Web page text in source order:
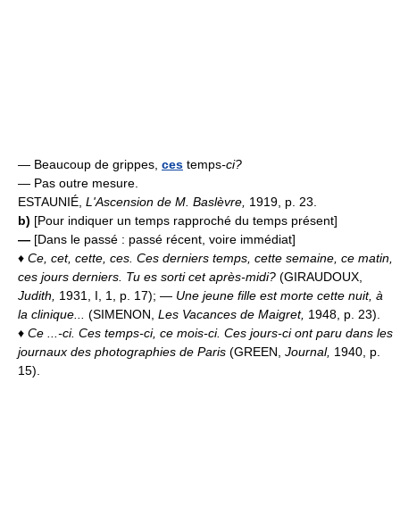
— Beaucoup de grippes, ces temps-ci?
— Pas outre mesure.
ESTAUNIÉ, L'Ascension de M. Baslèvre, 1919, p. 23.
b) [Pour indiquer un temps rapproché du temps présent]
— [Dans le passé : passé récent, voire immédiat]
♦ Ce, cet, cette, ces. Ces derniers temps, cette semaine, ce matin,
ces jours derniers. Tu es sorti cet après-midi? (GIRAUDOUX,
Judith,
1931, I, 1, p. 17); — Une jeune fille est morte cette nuit, à
la clinique...
(SIMENON, Les Vacances de Maigret, 1948, p. 23).
♦ Ce ...-ci. Ces temps-ci, ce mois-ci. Ces jours-ci ont paru dans les
journaux des photographies de Paris (GREEN, Journal, 1940, p.
15).